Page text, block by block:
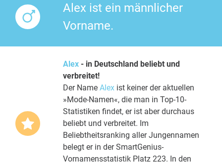
Alex ist ein männlicher
Vorname.
Alex - in Deutschland beliebt und
verbreitet!
Der Name Alex ist keiner der aktuellen
»Mode-Namen«, die man in Top-10-
Statistiken findet, er ist aber durchaus
beliebt und verbreitet. Im
Beliebtheitsranking aller Jungennamen
belegt er in der SmartGenius-
Vornamensstatistik Platz 223. In den